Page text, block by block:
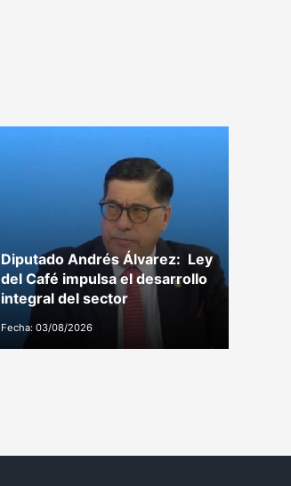
Diputado Andrés Álvarez: Ley
del Café impulsa el desarrollo
integral del sector
Fecha: 03/08/2026